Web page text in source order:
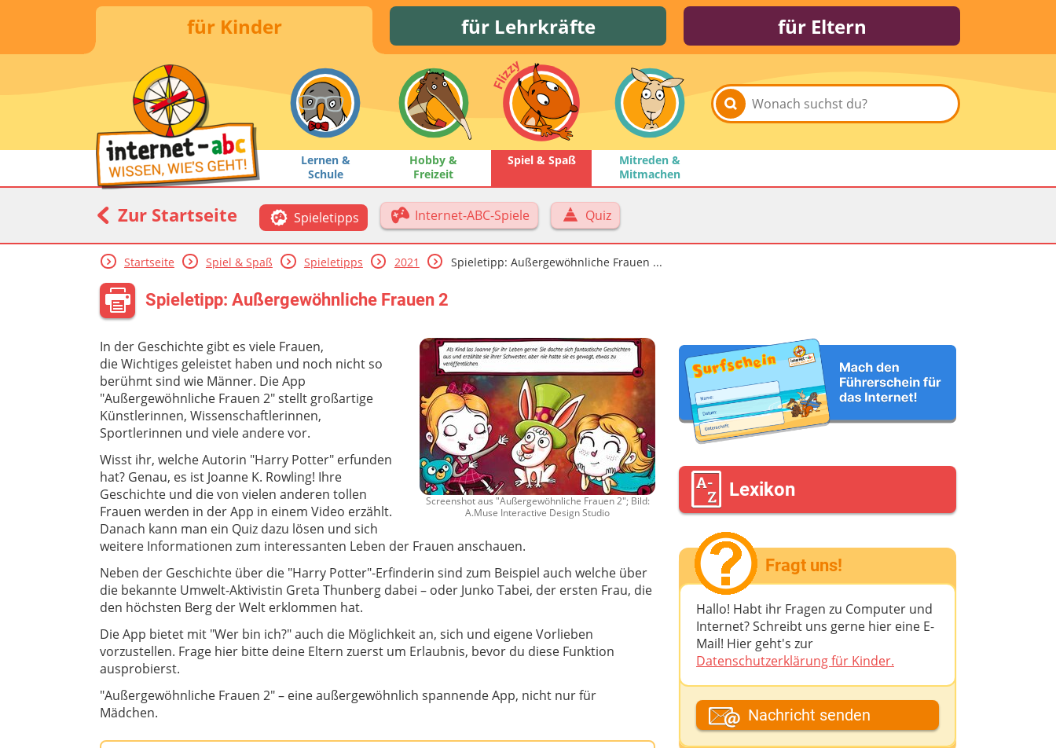
für Kinder für Lehrkräfte für Eltern
Lernen &
Schule
Hobby &
Freizeit
Spiel & Spaß
Mitreden &
Mitmachen
Zur Startseite Spieletipps Internet-ABC-Spiele Quiz
Startseite Spiel & Spaß Spieletipps 2021 Spieletipp: Außergewöhnliche Frauen ...
Spieletipp: Außergewöhnliche Frauen 2
Screenshot aus "Außergewöhnliche Frauen 2"; Bild:
A.Muse Interactive Design Studio
In der Geschichte gibt es viele Frauen,
die Wichtiges geleistet haben und noch nicht so
berühmt sind wie Männer. Die App
"Außergewöhnliche Frauen 2" stellt großartige
Künstlerinnen, Wissenschaftlerinnen,
Sportlerinnen und viele andere vor.
Wisst ihr, welche Autorin "Harry Potter" erfunden
hat? Genau, es ist Joanne K. Rowling! Ihre
Geschichte und die von vielen anderen tollen
Frauen werden in der App in einem Video erzählt.
Danach kann man ein Quiz dazu lösen und sich
weitere Informationen zum interessanten Leben der Frauen anschauen.
Neben der Geschichte über die "Harry Potter"-Erfinderin sind zum Beispiel auch welche über
die bekannte Umwelt-Aktivistin Greta Thunberg dabei – oder Junko Tabei, der ersten Frau, die
den höchsten Berg der Welt erklommen hat.
Die App bietet mit "Wer bin ich?" auch die Möglichkeit an, sich und eigene Vorlieben
vorzustellen. Frage hier bitte deine Eltern zuerst um Erlaubnis, bevor du diese Funktion
ausprobierst.
"Außergewöhnliche Frauen 2" – eine außergewöhnlich spannende App, nicht nur für
Mädchen.
Lexikon
Fragt uns!
Hallo! Habt ihr Fragen zu Computer und
Internet? Schreibt uns gerne hier eine E-
Mail! Hier geht's zur
Datenschutzerklärung für Kinder.
Dein Fantasiename
Nachricht senden